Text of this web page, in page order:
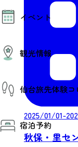
モデルコース
AIおまかせコー
オリジナルプラ
イベント
その他イベン
スポーツ情報
コンベンショ
観光情報
観光スポット
温泉
美味いもの
季節のイベン
プロスポーツ
仙台の銘品
仙台夜時間
仙台旅先体験コ
仙台旅先体験
体験プログラ
体験事業者か
宿泊予約
2025/01/01-
秋保・里セ